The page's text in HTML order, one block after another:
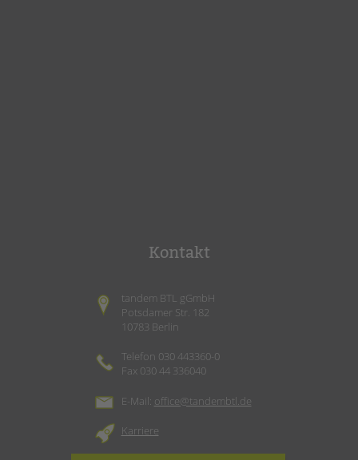
Kontakt
tandem BTL gGmbH
Potsdamer Str. 182
10783 Berlin
Telefon 030 443360-0
Fax 030 44 336040
E-Mail: office@tandembtl.de
Karriere